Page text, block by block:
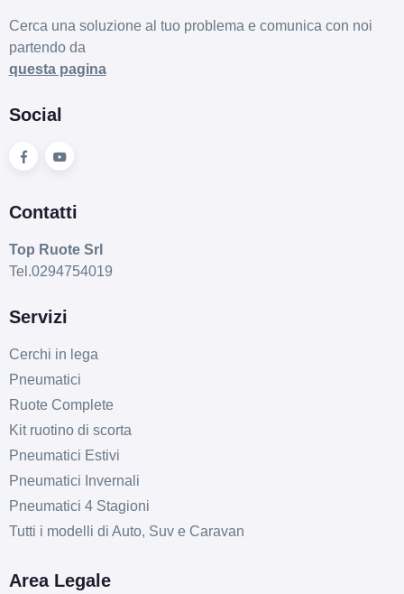
Cerca una soluzione al tuo problema e comunica con noi
partendo da
questa pagina
Social
Contatti
Top Ruote Srl
Tel.0294754019
Servizi
Cerchi in lega
Pneumatici
Ruote Complete
Kit ruotino di scorta
Pneumatici Estivi
Pneumatici Invernali
Pneumatici 4 Stagioni
Tutti i modelli di Auto, Suv e Caravan
Area Legale